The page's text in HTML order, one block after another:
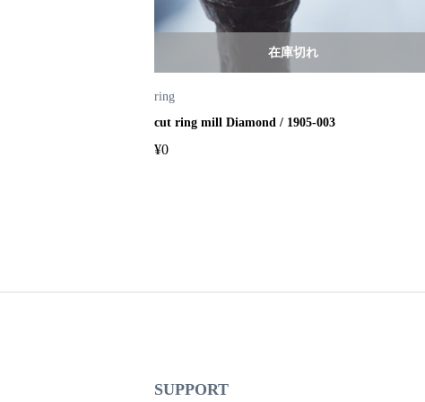
ring
cut ring mill Diamond / 1905-003
¥0
在庫切れ
SUPPORT